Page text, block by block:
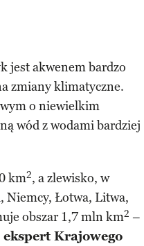
jest akwenem bardzo
zmiany klimatyczne.
o niewielkim
wód z wodami bardziej
km2, a zlewisko, w
Niemcy, Łotwa, Litwa,
obszar 1,7 mln km2 –
Krajowego